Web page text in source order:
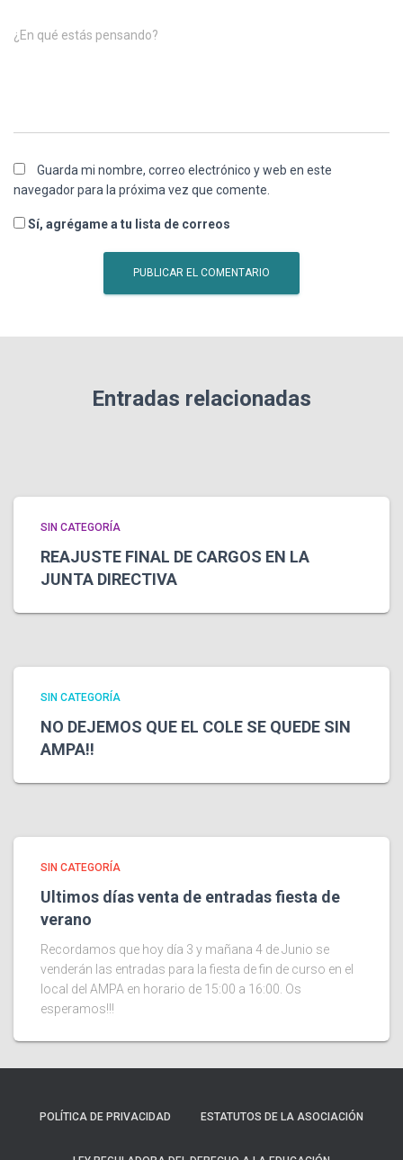
¿En qué estás pensando?
Guarda mi nombre, correo electrónico y web en este
navegador para la próxima vez que comente.
Sí, agrégame a tu lista de correos
Entradas relacionadas
SIN CATEGORÍA
REAJUSTE FINAL DE CARGOS EN LA
JUNTA DIRECTIVA
SIN CATEGORÍA
NO DEJEMOS QUE EL COLE SE QUEDE SIN
AMPA!!
SIN CATEGORÍA
Ultimos días venta de entradas fiesta de
verano
Recordamos que hoy día 3 y mañana 4 de Junio se
venderán las entradas para la fiesta de fin de curso en el
local del AMPA en horario de 15:00 a 16:00. Os
esperamos!!!
POLÍTICA DE PRIVACIDAD ESTATUTOS DE LA ASOCIACIÓN